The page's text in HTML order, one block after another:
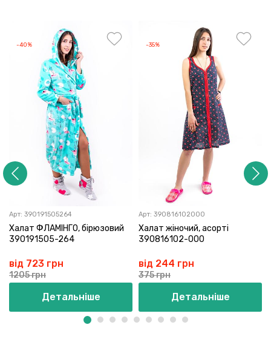
-40%
Арт: 390191505264
Халат ФЛАМІНГО, бірюзовий
390191505-264
від 723 грн
1205 грн
Детальніше
-35%
Арт: 390816102000
Халат жіночий, асорті
390816102-000
від 244 грн
375 грн
Детальніше